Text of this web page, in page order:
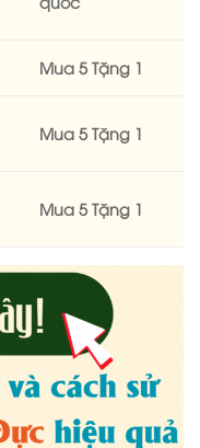
Mua 5 Tặng 1
Mua 5 Tặng 1
Mua 5 Tặng 1